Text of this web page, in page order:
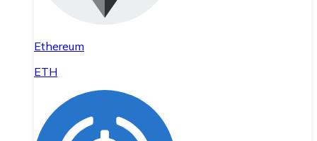
Ethereum
ETH